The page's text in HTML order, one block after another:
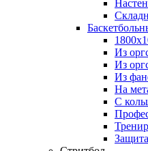
Из
Из
Из
На
С